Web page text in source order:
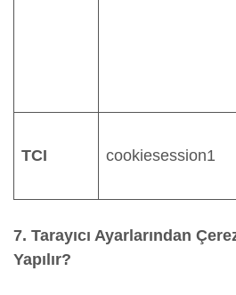
TCI cookiesession1
7. Tarayıcı Ayarlarından
Yapılır?